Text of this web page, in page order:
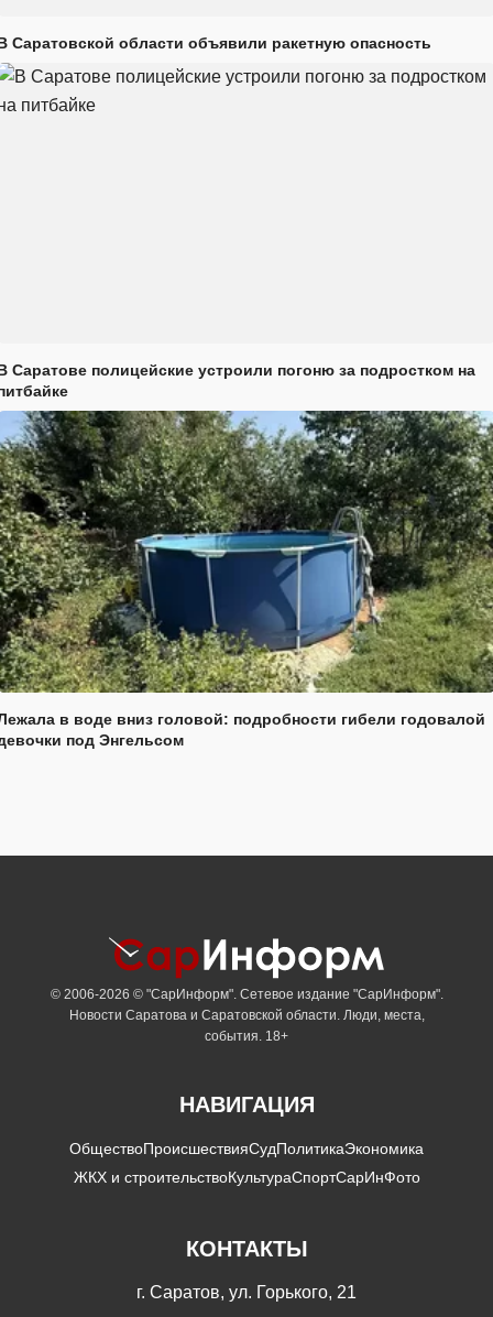
Саратовской области объявили ракетную опасность
Саратове полицейские устроили погоню за подростком на
в воде вниз головой: подробности гибели годовалой
под Энгельсом
© 2006-2026 © "СарИнформ". Сетевое издание "СарИнформ".
Новости Саратова и Саратовской области. Люди, места,
события. 18+
НАВИГАЦИЯ
ОбществоПроисшествияСудПолитикаЭкономика
ЖКХ и строительствоКультураСпортСарИнФото
КОНТАКТЫ
г. Саратов, ул. Горького, 21